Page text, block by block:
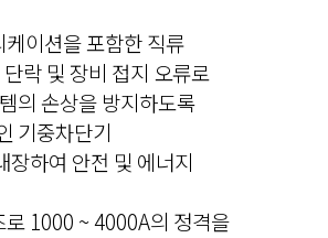
이션을 포함한 직류
락 및 장비 접지 오류로
의 손상을 방지하도록
기중차단기
장하여 안전 및 에너지
1000 ~ 4000A의 정격을